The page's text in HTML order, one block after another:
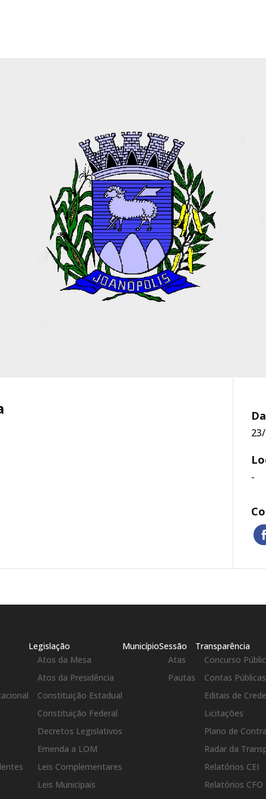
-
Legislação
Atos da Mesa
Atos da Presidência
Constituição Estadual
Constituição Federal
Decretos Legislativos
Emenda a LOM
Leis Complementares
Leis Municipais
MunicípioSessão
Atas
Pautas
Transparência
Concurso
Contas Públicas
Editais de
Licitações
Plano de
Radar da
Relatórios CEI
Relatórios CFO